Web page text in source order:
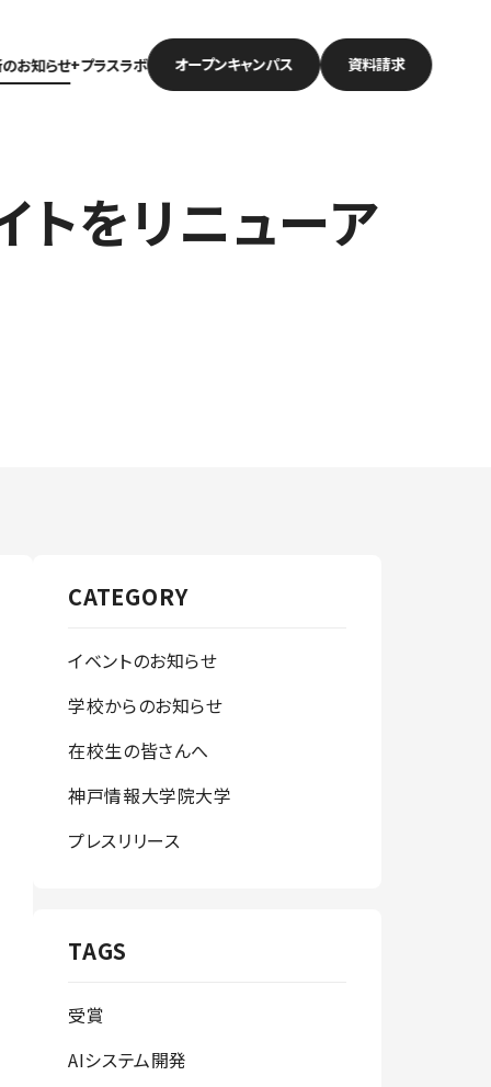
お知らせ+プラスラボ オープンキャンパス 資料請求
をリニューア
CATEGORY
イベントのお知らせ
学校からのお知らせ
在校生の皆さんへ
神戸情報大学院大学
プレスリリース
TAGS
受賞
AIシステム開発